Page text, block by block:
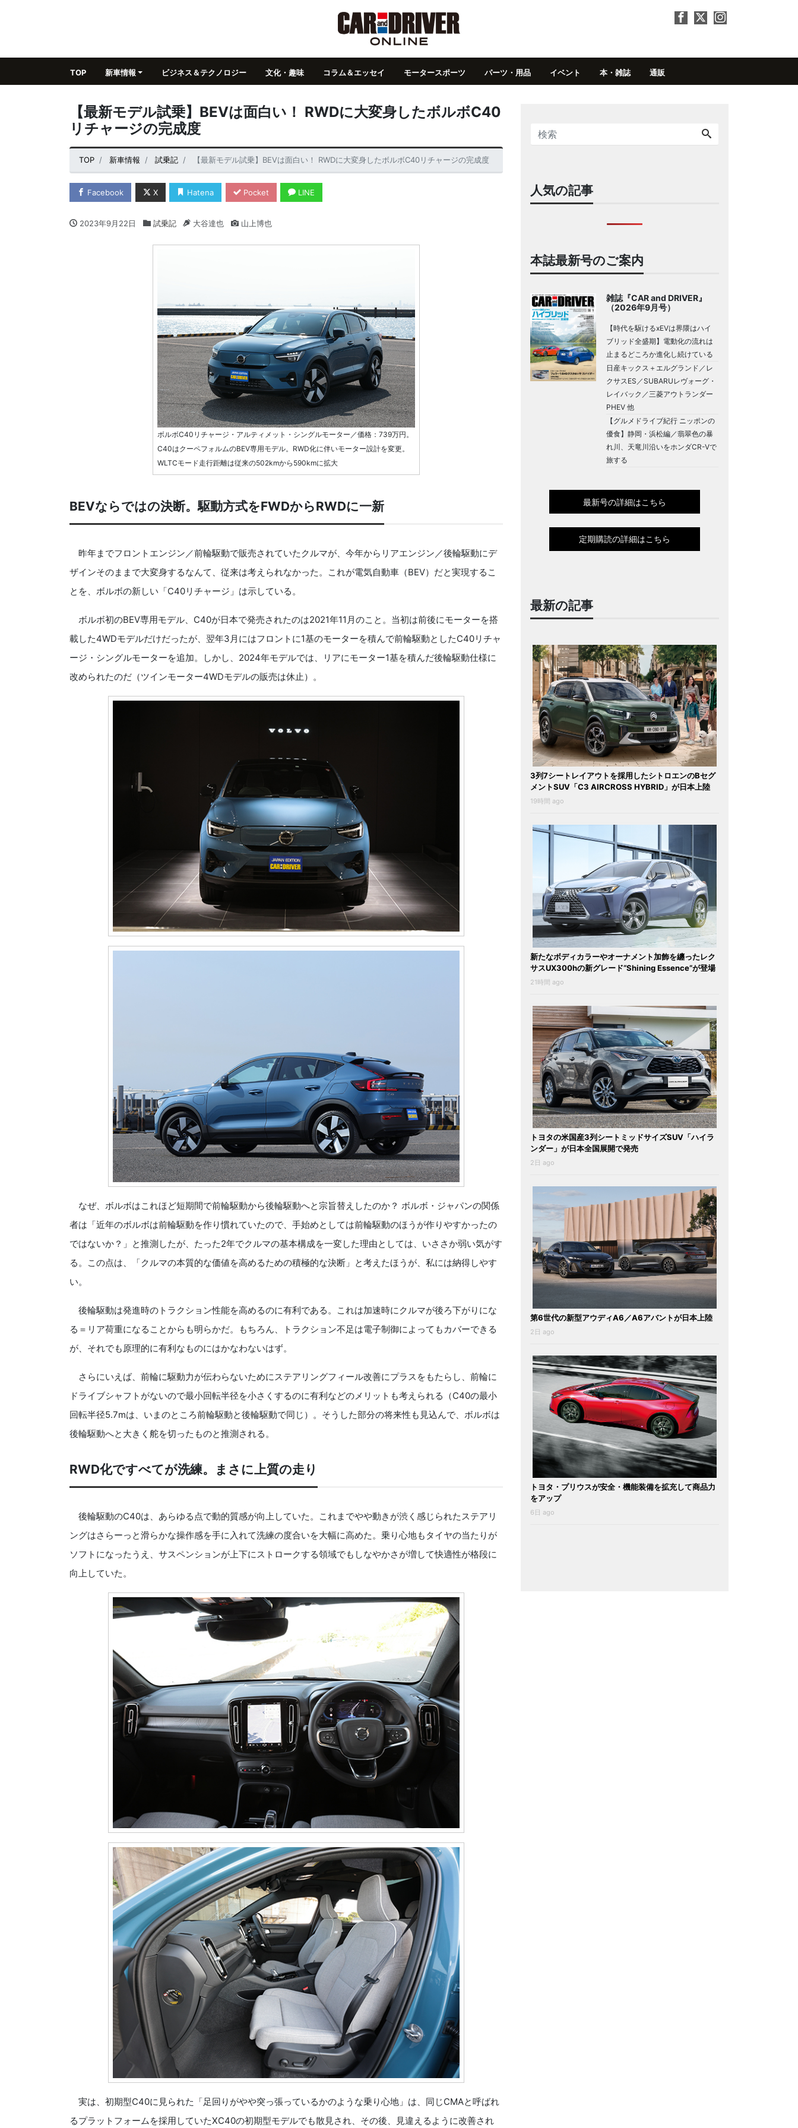
TOP 新車情報 ビジネス＆テクノロジー 文化・趣味 コラム＆エッセイ モータースポーツ パーツ・用品 イベント 本・雑誌 通販
【最新モデル試乗】BEVは面白い！ RWDに大変身したボルボC40
リチャージの完成度
TOP 新車情報 試乗記 【最新モデル試乗】BEVは面白い！ RWDに大変身したボルボC40リチャージの完成度
Facebook X Hatena Pocket LINE
2023年9月22日 試乗記 大谷達也 山上博也
ボルボC40リチャージ・アルティメット・シングルモーター／価格：739万円。
C40はクーペフォルムのBEV専用モデル。RWD化に伴いモーター設計を変更。
WLTCモード走行距離は従来の502kmから590kmに拡大
BEVならではの決断。駆動方式をFWDからRWDに一新
昨年までフロントエンジン／前輪駆動で販売されていたクルマが、今年からリアエンジン／後輪駆動にデ
ザインそのままで大変身するなんて、従来は考えられなかった。これが電気自動車（BEV）だと実現するこ
とを、ボルボの新しい「C40リチャージ」は示している。
ボルボ初のBEV専用モデル、C40が日本で発売されたのは2021年11月のこと。当初は前後にモーターを搭
載した4WDモデルだけだったが、翌年3月にはフロントに1基のモーターを積んで前輪駆動としたC40リチャ
ージ・シングルモーターを追加。しかし、2024年モデルでは、リアにモーター1基を積んだ後輪駆動仕様に
改められたのだ（ツインモーター4WDモデルの販売は休止）。
なぜ、ボルボはこれほど短期間で前輪駆動から後輪駆動へと宗旨替えしたのか？ ボルボ・ジャパンの関係
者は「近年のボルボは前輪駆動を作り慣れていたので、手始めとしては前輪駆動のほうが作りやすかったの
ではないか？」と推測したが、たった2年でクルマの基本構成を一変した理由としては、いささか弱い気がす
る。この点は、「クルマの本質的な価値を高めるための積極的な決断」と考えたほうが、私には納得しやす
い。
後輪駆動は発進時のトラクション性能を高めるのに有利である。これは加速時にクルマが後ろ下がりにな
る＝リア荷重になることからも明らかだ。もちろん、トラクション不足は電子制御によってもカバーできる
が、それでも原理的に有利なものにはかなわないはず。
さらにいえば、前輪に駆動力が伝わらないためにステアリングフィール改善にプラスをもたらし、前輪に
ドライブシャフトがないので最小回転半径を小さくするのに有利などのメリットも考えられる（C40の最小
回転半径5.7mは、いまのところ前輪駆動と後輪駆動で同じ）。そうした部分の将来性も見込んで、ボルボは
後輪駆動へと大きく舵を切ったものと推測される。
RWD化ですべてが洗練。まさに上質の走り
後輪駆動のC40は、あらゆる点で動的質感が向上していた。これまでやや動きが渋く感じられたステアリ
ングはさらーっと滑らかな操作感を手に入れて洗練の度合いを大幅に高めた。乗り心地もタイヤの当たりが
ソフトになったうえ、サスペンションが上下にストロークする領域でもしなやかさが増して快適性が格段に
向上していた。
実は、初期型C40に見られた「足回りがやや突っ張っているかのような乗り心地」は、同じCMAと呼ばれ
るプラットフォームを採用していたXC40の初期型モデルでも散見され、その後、見違えるように改善され
人気の記事
本誌最新号のご案内
雑誌『CAR and DRIVER』
（2026年9月号）
【時代を駆けるxEVは界隈はハイ
ブリッド全盛期】電動化の流れは
止まるどころか進化し続けている
日産キックス＋エルグランド／レ
クサスES／SUBARUレヴォーグ・
レイバック／三菱アウトランダー
PHEV 他
【グルメドライブ紀行 ニッポンの
優食】静岡・浜松編／翡翠色の暴
れ川、天竜川沿いをホンダCR-Vで
旅する
最新号の詳細はこちら
定期購読の詳細はこちら
最新の記事
3列7シートレイアウトを採用したシトロエンのBセグ
メントSUV「C3 AIRCROSS HYBRID」が日本上陸
19時間 ago
新たなボディカラーやオーナメント加飾を纏ったレク
サスUX300hの新グレード“Shining Essence”が登場
21時間 ago
トヨタの米国産3列シートミッドサイズSUV「ハイラ
ンダー」が日本全国展開で発売
2日 ago
第6世代の新型アウディA6／A6アバントが日本上陸
2日 ago
トヨタ・プリウスが安全・機能装備を拡充して商品力
をアップ
6日 ago